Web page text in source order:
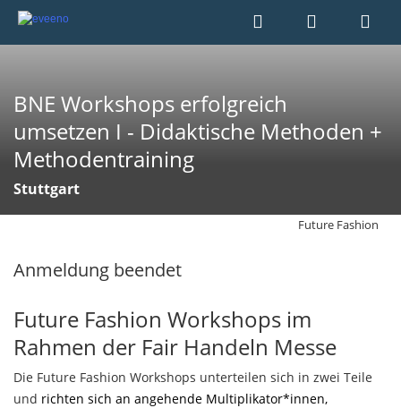
BNE Workshops erfolgreich
umsetzen I - Didaktische Methoden +
Methodentraining
Stuttgart
Future Fashion
Anmeldung beendet
Future Fashion Workshops im
Rahmen der Fair Handeln Messe
Die Future Fashion Workshops unterteilen sich in zwei Teile
und richten sich an angehende Multiplikator*innen,